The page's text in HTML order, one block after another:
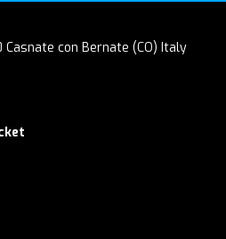
con Bernate (CO) Italy